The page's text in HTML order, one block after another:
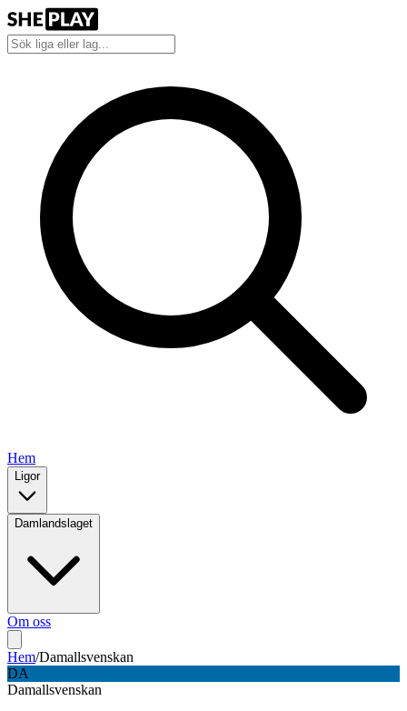
Hem
Ligor
Damlandslaget
Om oss
Hem/Damallsvenskan
DA
Damallsvenskan